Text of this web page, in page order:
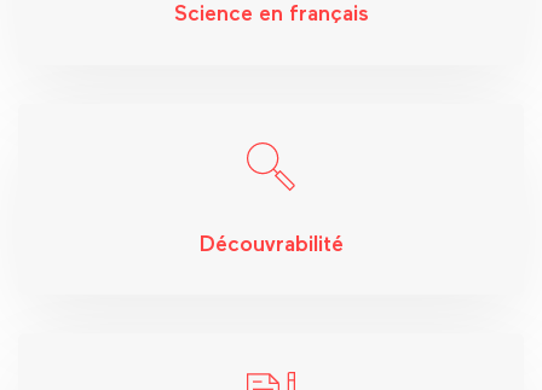
Science en français
Découvrabilité